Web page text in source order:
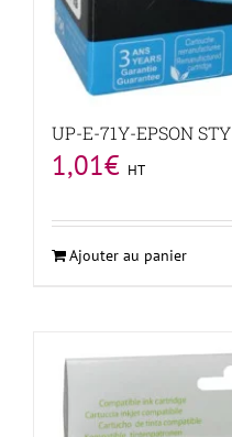
UP-E-71Y-EPSON
1,01€ HT
Ajouter au panier